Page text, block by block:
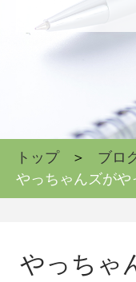
トップ
ブロ
やっちゃんズがや
やっちゃ